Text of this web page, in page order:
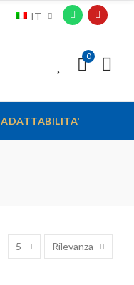
IT
0
ADATTABILITA'
5 Rilevanza